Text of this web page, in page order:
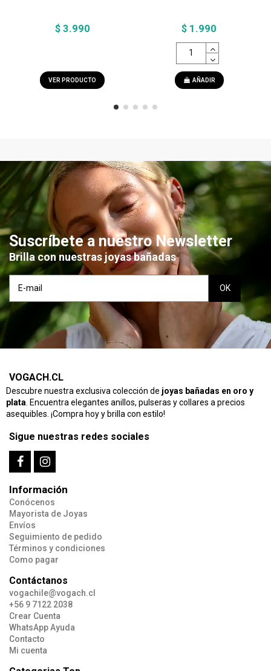
$ 3.990
VER PRODUCTO
$ 1.990
AÑADIR
Suscríbete a nuestro Newsletter
Brilla con nuestras joyas bañadas
VOGACH.CL
Descubre nuestra exclusiva colección de joyas bañadas en oro y
plata. Encuentra elegantes anillos, pulseras y collares a precios
asequibles. ¡Compra hoy y brilla con estilo!
Sigue nuestras redes sociales
Información
Conócenos
Mayorista de Joyas
Envíos
Seguimiento de pedido
Términos y condiciones
Como pagar
Contáctanos
vogachile@vogach.cl
+56 9 7122 2038
Crear Cuenta
WhatsApp Ayuda
Contacto
Mi cuenta